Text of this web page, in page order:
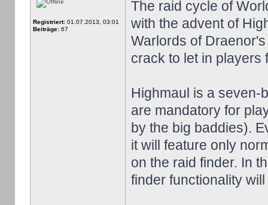
Registriert:01.07.2013, 03:01
Beiträge:67
The raid cycle of
with the advent of
Warlords of
crack to let in players
Highmaul is a seven-
are mandatory for
by the big baddies).
it will feature only
on the raid finder. In
finder functionality